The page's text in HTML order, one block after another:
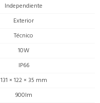
Independiente
Exterior
Técnico
10W
IP66
131 × 122 × 35 mm
900lm